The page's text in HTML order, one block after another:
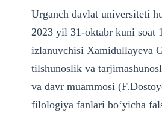
Urganch davlat universiteti
2023 yil 31-oktabr kuni soat
izlanuvchisi Xamidullayeva
tilshunoslik va
va davr muammosi
filologiya fanlari bo‘yicha